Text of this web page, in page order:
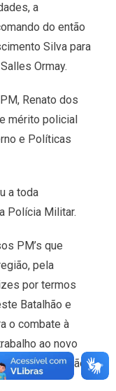
a
do então
Silva para
Ormay.
Renato dos
mérito policial
e Políticas
a toda
Polícia Militar.
PM’s que
pela
por termos
Batalhão e
o combate à
ao novo
a nossa Gestão”,